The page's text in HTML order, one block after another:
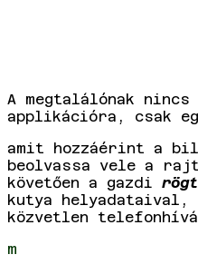
A megtalálónak nincs
applikációra, csak
amit hozzáérint a
beolvassa vele a
követően a gazdi
kutya helyadataival,
közvetlen
m